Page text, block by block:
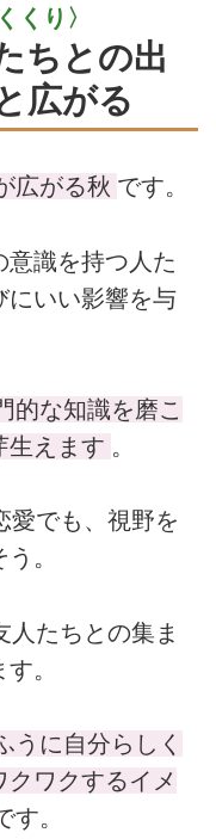
くり〉
ちとの出
広がる
広がる秋 です。
意識を持つ人た
にいい影響を与
的な知識を磨こ
生えます 。
愛でも、視野を
。
人たちとの集ま
。
うに自分らしく
ワクするイメ
す。